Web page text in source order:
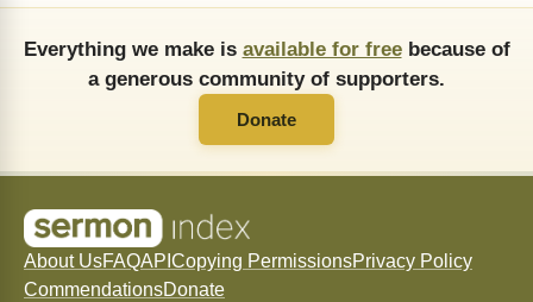
Everything we make is available for freebecause of
a generous community of supporters.
Donate
About UsFAQAPI Copying PermissionsPrivacy Policy
CommendationsDonate